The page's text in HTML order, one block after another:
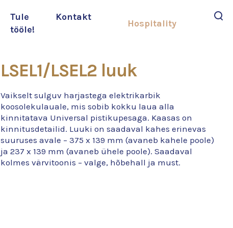
Tule
tööle!
Kontakt
Hospitality
LSEL1/LSEL2 luuk
Vaikselt sulguv harjastega elektrikarbik
koosolekulauale, mis sobib kokku laua alla
kinnitatava Universal pistikupesaga. Kaasas on
kinnitusdetailid. Luuki on saadaval kahes erinevas
suuruses avale – 375 x 139 mm (avaneb kahele poole)
ja 237 x 139 mm (avaneb ühele poole). Saadaval
kolmes värvitoonis – valge, hõbehall ja must.